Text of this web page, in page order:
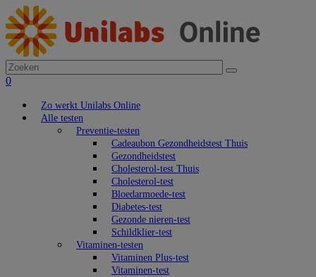
0
Zo werkt Unilabs Online
Alle testen
Preventie-testen
Cadeaubon Gezondheidstest Thuis
Gezondheidstest
Cholesterol-test Thuis
Cholesterol-test
Bloedarmoede-test
Diabetes-test
Gezonde nieren-test
Schildklier-test
Vitaminen-testen
Vitaminen Plus-test
Vitaminen-test